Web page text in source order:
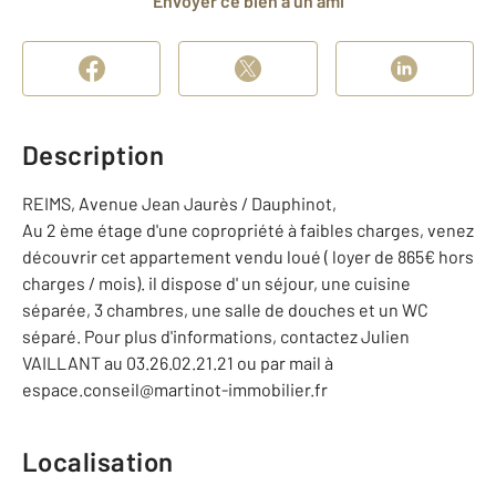
Description
REIMS, Avenue Jean Jaurès / Dauphinot,
Au 2 ème étage d'une copropriété à faibles charges, venez
découvrir cet appartement vendu loué ( loyer de 865€ hors
charges / mois). il dispose d' un séjour, une cuisine
séparée, 3 chambres, une salle de douches et un WC
séparé. Pour plus d'informations, contactez Julien
VAILLANT au 03.26.02.21.21 ou par mail à
espace.conseil@martinot-immobilier.fr
Localisation